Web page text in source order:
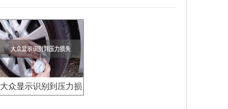
大众显示识别到压力损